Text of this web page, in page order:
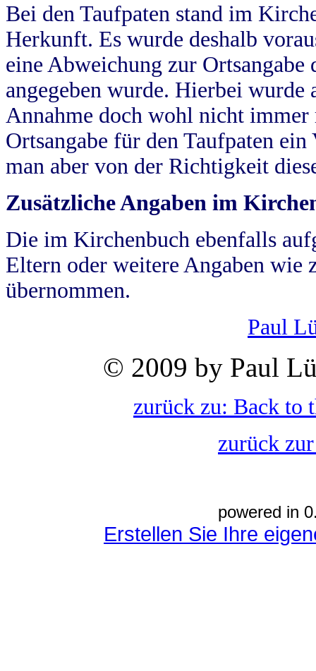
Bei den Taufpaten stand im
Herkunft. Es wurde deshalb
eine Abweichung zur
angegeben wurde. Hierbei wurde
Annahme doch wohl nicht
Ortsangabe für den Taufpaten
man aber von der Richtigkeit
Zusätzliche Angaben im
Die im Kirchenbuch ebenfalls
Eltern oder weitere Angaben wie
übernommen.
Paul
© 2009 by Paul
zurück zu: Back to
zurück
powered in
Erstellen Sie Ihre